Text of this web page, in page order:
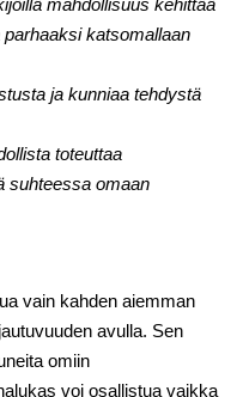
mahdollisuus kehittää
katsomallaan
ja kunniaa tehdystä
toteuttaa
suhteessa omaan
vain kahden aiemman
avulla. Sen
omiin
voi osallistua vaikka